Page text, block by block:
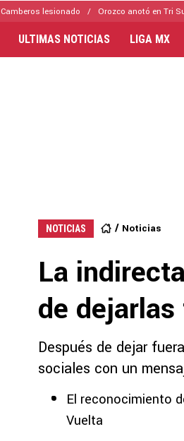
Camberos lesionado Orozco anotó en Tri
ULTIMAS NOTICIAS LIGA MX
NOTICIAS Noticias
La
de
Después de dejar
sociales con un
El reconocimiento
Vuelta